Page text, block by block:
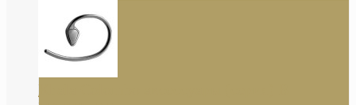
Khala Colombo аксессуары (серия) В